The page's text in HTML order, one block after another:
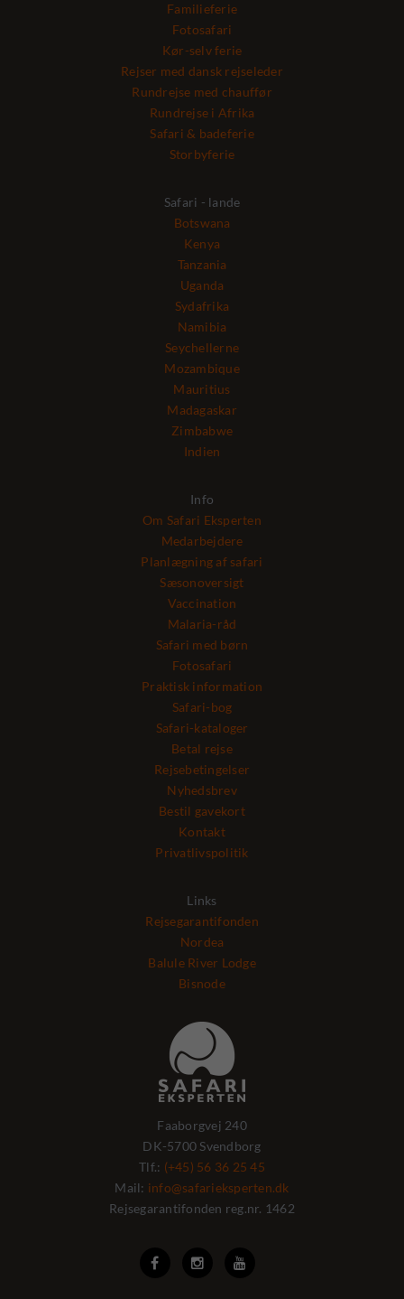
Familieferie
Fotosafari
Kør-selv ferie
Rejser med dansk rejseleder
Rundrejse med chauffør
Rundrejse i Afrika
Safari & badeferie
Storbyferie
Safari - lande
Botswana
Kenya
Tanzania
Uganda
Sydafrika
Namibia
Seychellerne
Mozambique
Mauritius
Madagaskar
Zimbabwe
Indien
Info
Om Safari Eksperten
Medarbejdere
Planlægning af safari
Sæsonoversigt
Vaccination
Malaria-råd
Safari med børn
Fotosafari
Praktisk information
Safari-bog
Safari-kataloger
Betal rejse
Rejsebetingelser
Nyhedsbrev
Bestil gavekort
Kontakt
Privatlivspolitik
Links
Rejsegarantifonden
Nordea
Balule River Lodge
Bisnode
Faaborgvej 240
DK-5700 Svendborg
Tlf.: (+45) 56 36 25 45
Mail: info@safarieksperten.dk
Rejsegarantifonden reg.nr. 1462
  